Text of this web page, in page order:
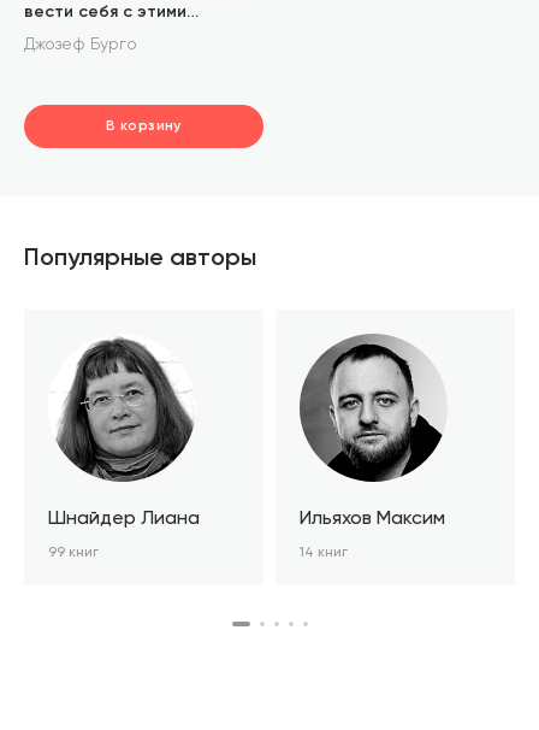
вести себя с этими
самовлюбленными типами
Джозеф Бурго
В корзину
Популярные авторы
Шнайдер Лиана
99 книг
Ильяхов Максим
14 книг